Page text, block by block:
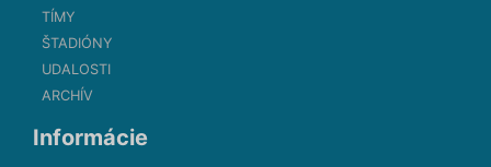
TÍMY
ŠTADIÓNY
UDALOSTI
ARCHÍV
Informácie